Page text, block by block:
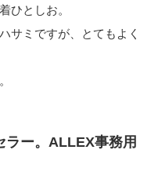
ひとしお。
サミですが、とてもよく
ー。 ALLEX事務用